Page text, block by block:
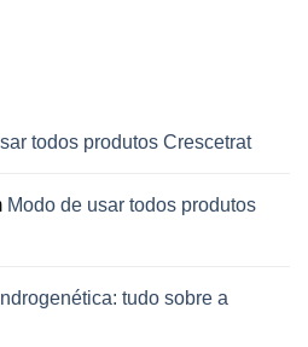
todos produtos Crescetrat
Modo de usar todos produtos
tudo sobre a